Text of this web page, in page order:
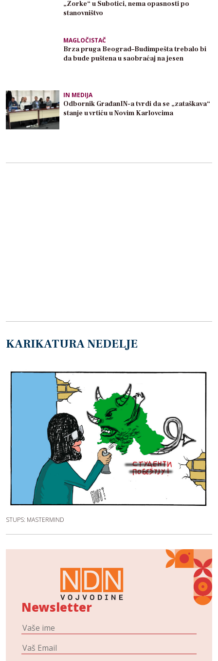
„Zorke“ u Subotici, nema opasnosti po
stanovništvo
MAGLOČISTAČ
Brza pruga Beograd–Budimpešta trebalo bi
da bude puštena u saobraćaj na jesen
IN MEDIJA
Odbornik GrađanIN-a tvrdi da se „zataškava“
stanje u vrtiću u Novim Karlovcima
KARIKATURA NEDELJE
STUPS: MASTERMIND
Newsletter